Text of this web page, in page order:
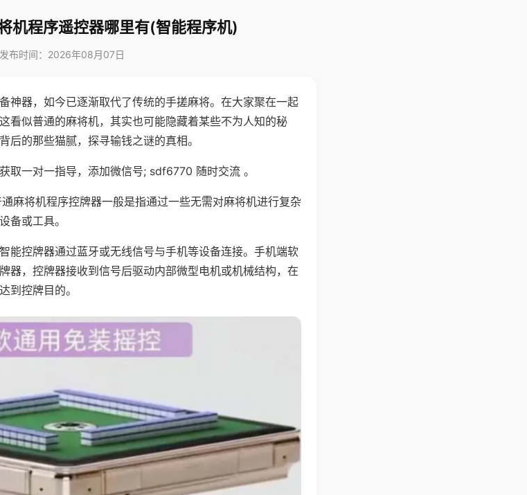
机程序遥控器哪里有(智能程序机)
发布时间：2026年08月07日
神器，如今已逐渐取代了传统的手搓麻将。在大家聚在一起
看似普通的麻将机，其实也可能隐藏着某些不为人知的秘
后的那些猫腻，探寻输钱之谜的真相。
取一对一指导，添加微信号; sdf6770 随时交流 。
麻将机程序控牌器一般是指通过一些无需对麻将机进行复杂
备或工具。
能控牌器通过蓝牙或无线信号与手机等设备连接。手机端软
器，控牌器接收到信号后驱动内部微型电机或机械结构，在
到控牌目的。